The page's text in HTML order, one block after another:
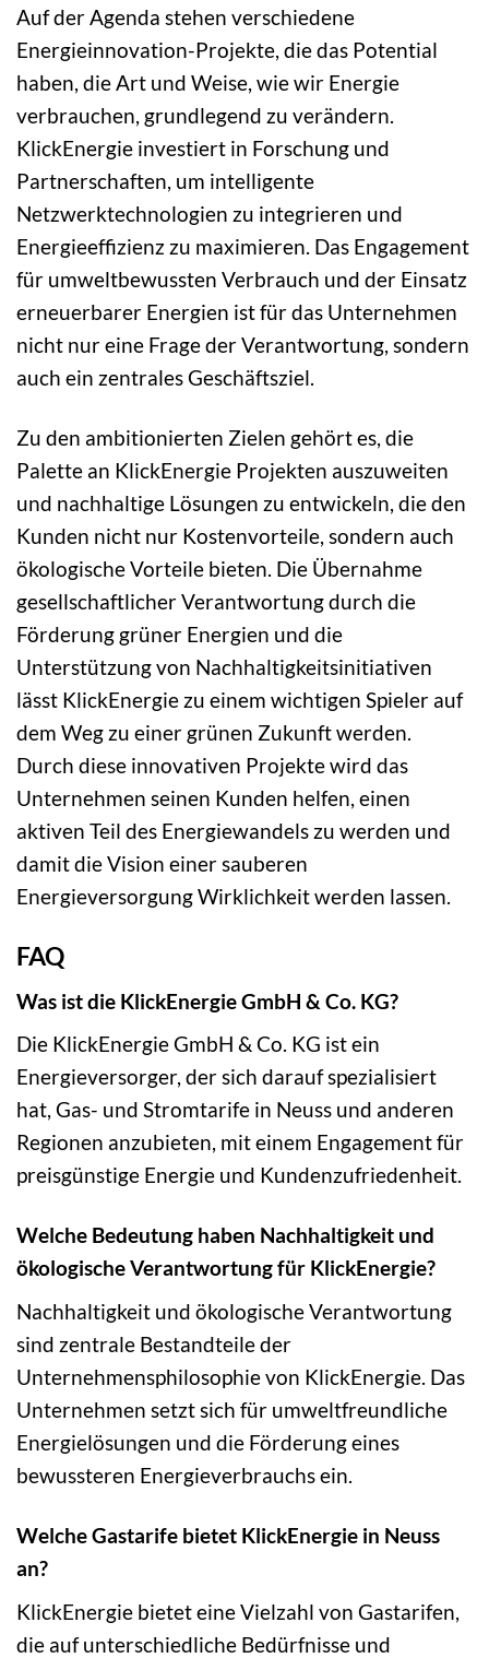
Auf der Agenda stehen verschiedene
Energieinnovation-Projekte, die das Potential
haben, die Art und Weise, wie wir Energie
verbrauchen, grundlegend zu verändern.
KlickEnergie investiert in Forschung und
Partnerschaften, um intelligente
Netzwerktechnologien zu integrieren und
Energieeffizienz zu maximieren. Das Engagement
für umweltbewussten Verbrauch und der Einsatz
erneuerbarer Energien ist für das Unternehmen
nicht nur eine Frage der Verantwortung, sondern
auch ein zentrales Geschäftsziel.
Zu den ambitionierten Zielen gehört es, die
Palette an KlickEnergie Projekten auszuweiten
und nachhaltige Lösungen zu entwickeln, die den
Kunden nicht nur Kostenvorteile, sondern auch
ökologische Vorteile bieten. Die Übernahme
gesellschaftlicher Verantwortung durch die
Förderung grüner Energien und die
Unterstützung von Nachhaltigkeitsinitiativen
lässt KlickEnergie zu einem wichtigen Spieler auf
dem Weg zu einer grünen Zukunft werden.
Durch diese innovativen Projekte wird das
Unternehmen seinen Kunden helfen, einen
aktiven Teil des Energiewandels zu werden und
damit die Vision einer sauberen
Energieversorgung Wirklichkeit werden lassen.
FAQ
Was ist die KlickEnergie GmbH & Co. KG?
Die KlickEnergie GmbH & Co. KG ist ein
Energieversorger, der sich darauf spezialisiert
hat, Gas- und Stromtarife in Neuss und anderen
Regionen anzubieten, mit einem Engagement für
preisgünstige Energie und Kundenzufriedenheit.
Welche Bedeutung haben Nachhaltigkeit und
ökologische Verantwortung für KlickEnergie?
Nachhaltigkeit und ökologische Verantwortung
sind zentrale Bestandteile der
Unternehmensphilosophie von KlickEnergie. Das
Unternehmen setzt sich für umweltfreundliche
Energielösungen und die Förderung eines
bewussteren Energieverbrauchs ein.
Welche Gastarife bietet KlickEnergie in Neuss
an?
KlickEnergie bietet eine Vielzahl von Gastarifen,
die auf unterschiedliche Bedürfnisse und